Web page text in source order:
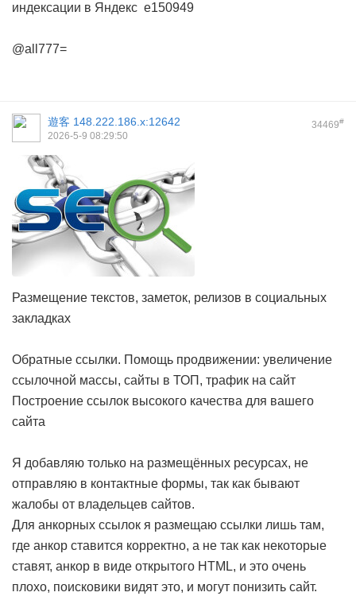
индексации в Яндекс e150949
@all777=
34469#
遊客 148.222.186.x:12642
2026-5-9 08:29:50
Размещение текстов, заметок, релизов в социальных
закладках
Обратные ссылки. Помощь продвижении: увеличение
ссылочной массы, сайты в ТОП, трафик на сайт
Построение ссылок высокого качества для вашего
сайта
Я добавляю только на размещённых ресурсах, не
отправляю в контактные формы, так как бывают
жалобы от владельцев сайтов.
Для анкорных ссылок я размещаю ссылки лишь там,
где анкор ставится корректно, а не так как некоторые
ставят, анкор в виде открытого HTML, и это очень
плохо, поисковики видят это, и могут понизить сайт.